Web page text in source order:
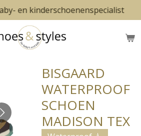
en kinderschoenenspecialist
BISGAARD
WATERPROOF
SCHOEN
MADISON TEX